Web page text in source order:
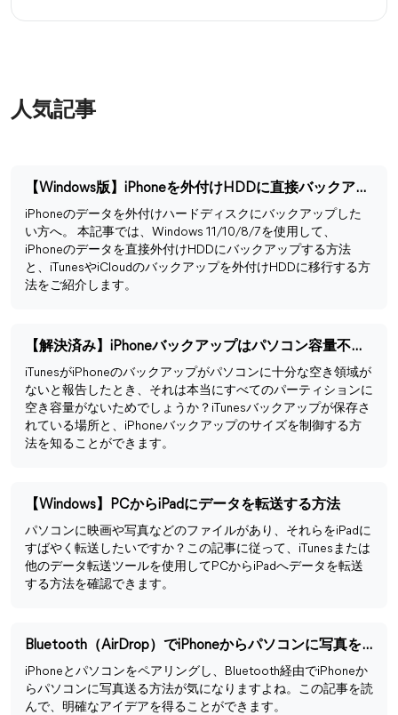
人気記事
【Windows版】iPhoneを外付けHDDに直接バックアップする方法
iPhoneのデータを外付けハードディスクにバックアップした
い方へ。 本記事では、Windows 11/10/8/7を使用して、
iPhoneのデータを直接外付けHDDにバックアップする方法
と、iTunesやiCloudのバックアップを外付けHDDに移行する方
法をご紹介します。
【解決済み】iPhoneバックアップはパソコン容量不足でできない
iTunesがiPhoneのバックアップがパソコンに十分な空き領域が
ないと報告したとき、それは本当にすべてのパーティションに
空き容量がないためでしょうか？iTunesバックアップが保存さ
れている場所と、iPhoneバックアップのサイズを制御する方
法を知ることができます。
【Windows】PCからiPadにデータを転送する方法
パソコンに映画や写真などのファイルがあり、それらをiPadに
すばやく転送したいですか？この記事に従って、iTunesまたは
他のデータ転送ツールを使用してPCからiPadへデータを転送
する方法を確認できます。
Bluetooth（AirDrop）でiPhoneからパソコンに写真を送る方法
iPhoneとパソコンをペアリングし、Bluetooth経由でiPhoneか
らパソコンに写真送る方法が気になりますよね。この記事を読
んで、明確なアイデアを得ることができます。